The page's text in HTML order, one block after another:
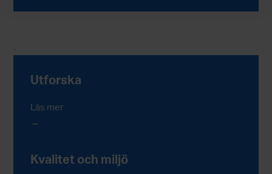
Utforska
Läs mer
Kvalitet och miljö